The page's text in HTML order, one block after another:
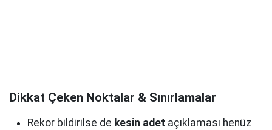
Dikkat Çeken Noktalar & Sınırlamalar
Rekor bildirilse de kesin adet açıklaması henüz